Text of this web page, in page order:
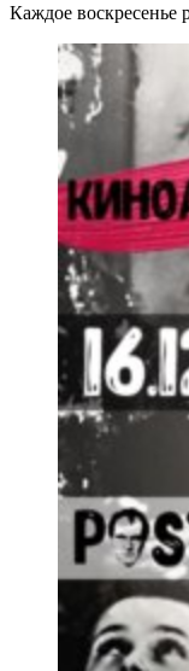
Каждое воскресенье